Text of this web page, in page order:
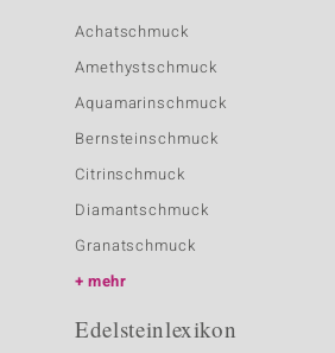
Achatschmuck
Amethystschmuck
Aquamarinschmuck
Bernsteinschmuck
Citrinschmuck
Diamantschmuck
Granatschmuck
mehr
Edelsteinlexikon